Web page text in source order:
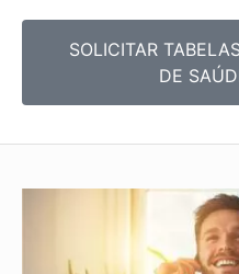
SOLICITAR
DE